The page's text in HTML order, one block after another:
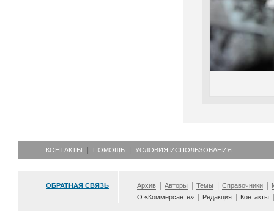
КОНТАКТЫ ПОМОЩЬ УСЛОВИЯ ИСПОЛЬЗОВАНИЯ
ОБРАТНАЯ СВЯЗЬ Архив Авторы Темы Справочники
О «Коммерсанте»
Редакция Контакты